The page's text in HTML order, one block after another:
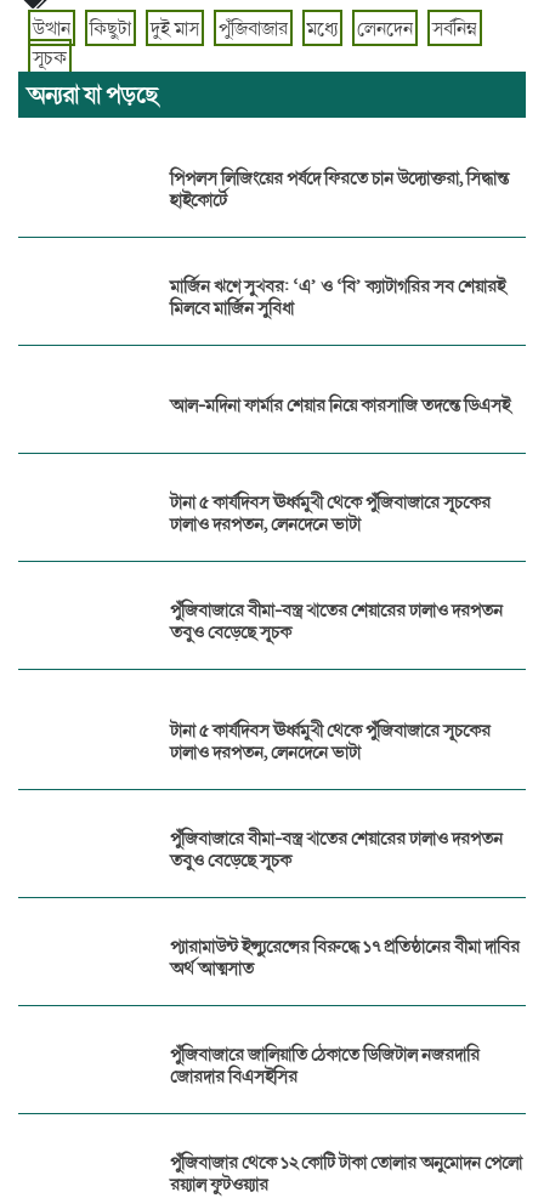
উত্থান কিছুটা দুই মাস পুঁজিবাজার মধ্যে লেনদেন
সর্বনিম্ন
সূচক
অন্যরা যা পড়ছে
পিপলস লিজিংয়ের পর্ষদে ফিরতে চান উদ্যোক্তরা, সিদ্ধান্ত
হাইকোর্টে
মার্জিন ঋণে সুখবর: ‘এ’ ও ‘বি’ ক্যাটাগরির সব শেয়ারই
মিলবে মার্জিন সুবিধা
আল-মদিনা ফার্মার শেয়ার নিয়ে কারসাজি তদন্তে ডিএসই
টানা ৫ কার্যদিবস ঊর্ধ্বমুখী থেকে পুঁজিবাজারে সূচকের
ঢালাও দরপতন, লেনদেনে ভাটা
পুঁজিবাজারে বীমা-বস্ত্র খাতের শেয়ারের ঢালাও দরপতন
তবুও বেড়েছে সূচক
টানা ৫ কার্যদিবস ঊর্ধ্বমুখী থেকে পুঁজিবাজারে সূচকের
ঢালাও দরপতন, লেনদেনে ভাটা
পুঁজিবাজারে বীমা-বস্ত্র খাতের শেয়ারের ঢালাও দরপতন
তবুও বেড়েছে সূচক
প্যারামাউন্ট ইন্স্যুরেন্সের বিরুদ্ধে ১৭ প্রতিষ্ঠানের বীমা দাবির
অর্থ আত্মসাত
পুঁজিবাজারে জালিয়াতি ঠেকাতে ডিজিটাল নজরদারি
জোরদার বিএসইসির
পুঁজিবাজার থেকে ১২ কোটি টাকা তোলার অনুমোদন পেলো
রয়্যাল ফুটওয়্যার